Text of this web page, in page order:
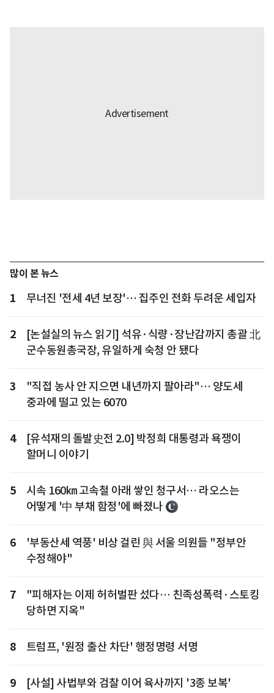
많이 본 뉴스
1 무너진 '전세 4년 보장'… 집주인 전화 두려운 세입자
2
[논설실의 뉴스 읽기] 석유·식량·장난감까지 총괄 北
군수동원총국장, 유일하게 숙청 안 됐다
3
"직접 농사 안 지으면 내년까지 팔아라"… 양도세
중과에 떨고 있는 6070
4
[유석재의 돌발史전 2.0] 박정희 대통령과 욕쟁이
할머니 이야기
5
시속 160㎞ 고속철 아래 쌓인 청구서… 라오스는
어떻게 '中 부채 함정'에 빠졌나
6
'부동산세 역풍' 비상 걸린 與 서울 의원들 "정부안
수정해야"
7
"피해자는 이제 허허벌판 섰다… 친족성폭력·스토킹
당하면 지옥"
8 트럼프, '원정 출산 차단' 행정명령 서명
9 [사설] 사법부와 검찰 이어 육사까지 '3종 보복'